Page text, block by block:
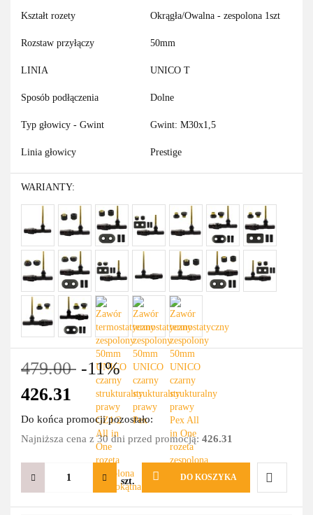
Kształt rozety Okrągła/Owalna - zespolona 1szt
Rozstaw przyłączy 50mm
LINIA UNICO T
Sposób podłączenia Dolne
Typ głowicy - Gwint Gwint: M30x1,5
Linia głowicy Prestige
WARIANTY:
479.00 -11%
426.31
Do końca promocji pozostało:
Najniższa cena z 30 dni przed promocją: 426.31
szt. DO KOSZYKA
Do